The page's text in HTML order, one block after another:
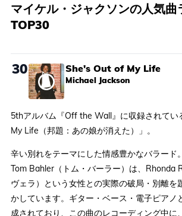
マイケル・ジャクソンの人気曲
TOP30
30 She's Out of My Life
Michael Jackson
5thアルバム『Off the Wall』に収録されてい
My Life（邦題：あの娘が消えた）」。
辛い別れをテーマにした情感豊かなバラード
Tom Bahler（トム・バーラー）は、Rhonda
ヴェラ）という女性との実際の破局・別離を
かしています。ギター・ベース・電子ピアノ
成されており、この曲のレコーディング中に